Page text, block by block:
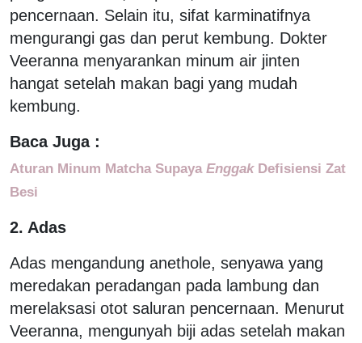
pencernaan. Selain itu, sifat karminatifnya
mengurangi gas dan perut kembung. Dokter
Veeranna menyarankan minum air jinten
hangat setelah makan bagi yang mudah
kembung.
Baca Juga :
Aturan Minum Matcha Supaya Enggak Defisiensi Zat
Besi
2. Adas
Adas mengandung anethole, senyawa yang
meredakan peradangan pada lambung dan
merelaksasi otot saluran pencernaan. Menurut
Veeranna, mengunyah biji adas setelah makan